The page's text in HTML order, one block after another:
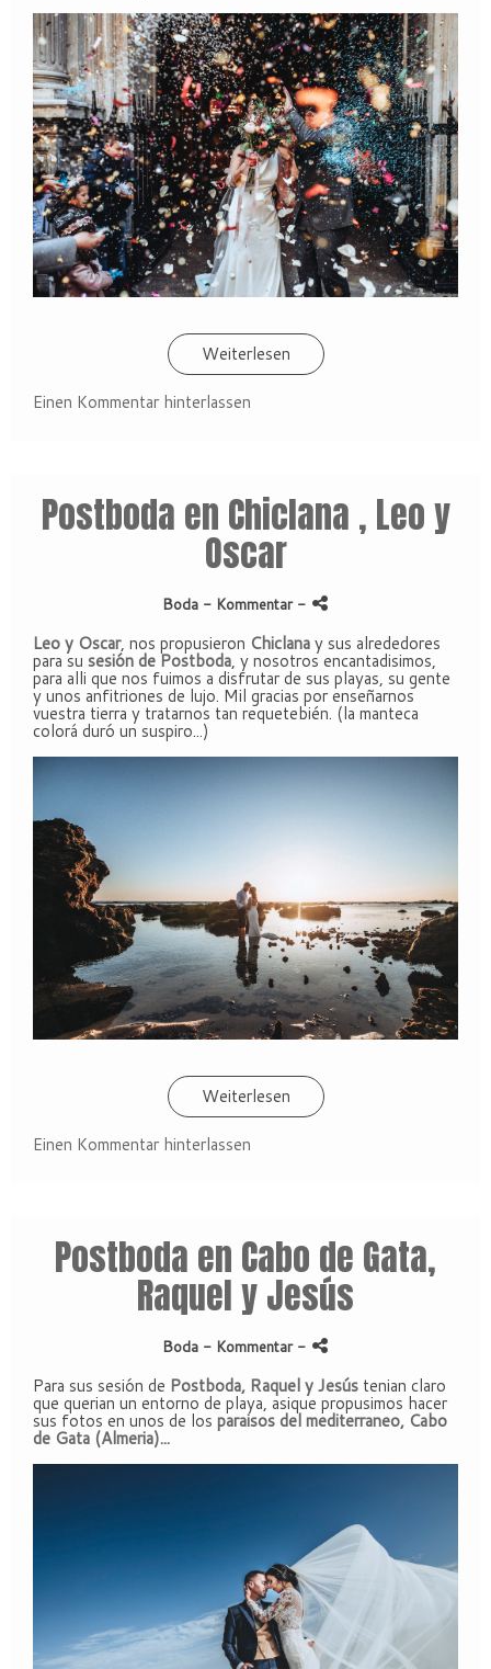
Weiterlesen
Einen Kommentar hinterlassen
Postboda en Chiclana , Leo y
Oscar
Boda - Kommentar -
Leo y Oscar, nos propusieron Chiclanay sus alrededores
para su sesión de Postboda, y nosotros encantadisimos,
para alli que nos fuimos a disfrutar de sus playas, su gente
y unos anfitriones de lujo. Mil gracias por enseñarnos
vuestra tierra y tratarnos tan requetebién. (la manteca
colorá duró un suspiro...)
Weiterlesen
Einen Kommentar hinterlassen
Postboda en Cabo de Gata,
Raquel y Jesús
Boda - Kommentar -
Para sus sesión de Postboda, Raquel y Jesús tenian claro
que querian un entorno de playa, asique propusimos hacer
sus fotos en unos de los paraisos del mediterraneo, Cabo
de Gata (Almeria)...